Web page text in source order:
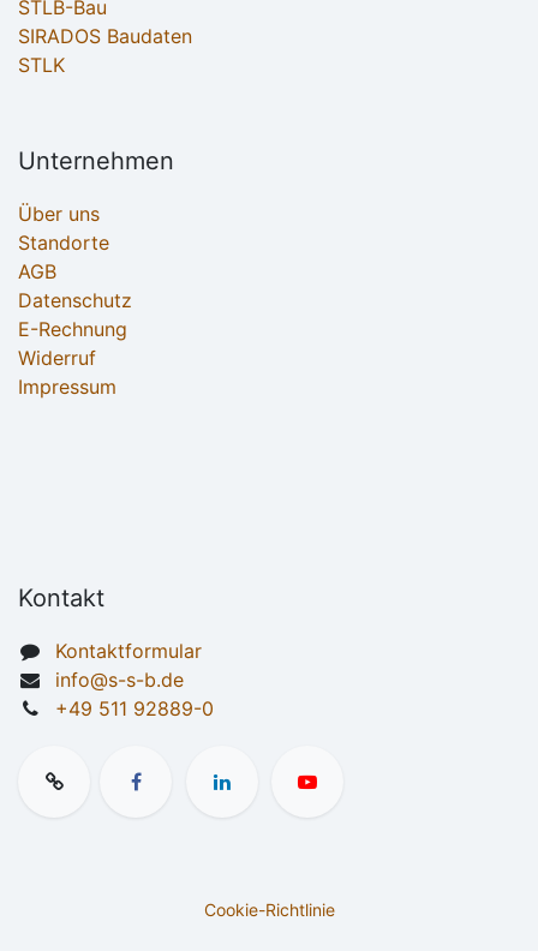
STLB-Bau
SIRADOS Baudaten
STLK
Unternehmen
Über uns
Standorte
AGB
Datenschutz
E-Rechnung
Widerruf
Impressum
Kontakt
Kontaktformular
info@s-s-b.de
+49 511 92889-0
Cookie-Richtlinie